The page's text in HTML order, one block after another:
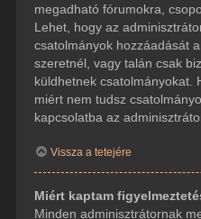
megadható fórumokra,
Lehet, hogy az
csatolmányok hozzáadását
szeretnél, vagy talán csak
küldhetnek csatolmányokat.
miért nem tudsz
kapcsolatba az
Vissza a tetejére
Miért kaptam
Minden adminisztrátornak